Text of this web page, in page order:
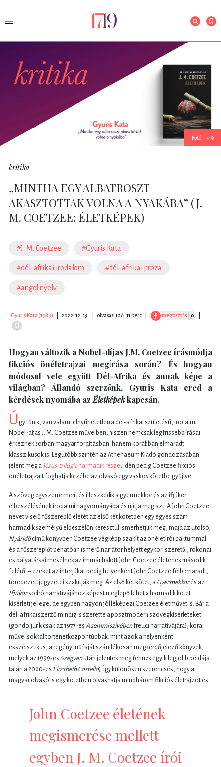
Fotó: 1749
kritika
„MINTHA EGY ALBATROSZT
AKASZTOTTAK VOLNA A NYAKÁBA” (J.
M. COETZEE: ÉLETKÉPEK)
#J. M. Coetzee #Gyuris Kata
#dél-afrikai irodalom #dél-afrikai próza
#angol nyelv
Gyuris Kata (1989) 2022. 12. 13. olvasási idő: 11 perc megosztás | 0
Hogyan változik a Nobel-díjas J.M. Coetzee írásmódja
fikciós önéletrajzai megírása során? És hogyan
módosul vele együtt Dél-Afrika és annak képe a
világban? Állandó szerzőnk, Gyuris Kata ered a
kérdések nyomába az Életképekkapcsán.
Ú gy tűnik, van valami elnyűhetetlen a dél-afrikai születésű, irodalmi
Nobel-díjas J. M. Coetzee műveiben, hiszen nemcsak legfrissebb írásai
érkeznek sorban magyar fordításban, hanem korábban elmaradt
klasszikusok is. Legutóbb szintén az Athenaeum Kiadó gondozásában
jelent meg a Jézus-trilógiaharmadik része, idén pedig Coetzee fikciós
önéletrajzait foghatja kezébe az olvasó egy vaskos kötetbe gyűjtve.
A szöveg egyszerre merít és illeszkedik a gyermekkor és az ifjúkor
elbeszélésének irodalmi hagyományába és újítja meg azt. A John Coetzee
nevet viselő főszereplő életét az első két kötetben egy egyes szám
harmadik személyű elbeszélőn keresztül ismerhetjük meg, majd az utolsó,
Nyáridőcímű könyvben Coetzee végképp szakít az önéletírói paktummal
és a főszereplőt behatóan ismerő narrátor helyett egykori szeretői, rokonai
és pályatársai mesélnek az immár halott John Coetzee életének második
feléről – ezeket az interjúkat pedig helyenként John Coetzee félbemaradt,
töredezett jegyzetei szakítják meg. Az első két kötet, a Gyermekkorés az
Ifjúkorsodró narratívájához képest meglepő lehet a harmadik kötet
kísérleti jellege, de egyben nagyon jól leképezi Coetzee életművét is. Bár a
dél-afrikai szerző mindig is szerette a posztmodern szövegkísérleteket
(gondoljunk csak az 1977-es A semmi szívébenfreudi narratívájára), korai
művei sokkal történetközpontúbbak, mint azok a helyenként
esszéisztikus, a regény műfaját szándékosan megkérdőjelező könyvek,
melyek az 1999-es Szégyenután jelentek meg (ennek egyik legjobb példája
talán a 2000-es Elizabeth Costello). Így különösen szerencsés, hogy a
magyar olvasó is egy kötetben olvashatja mindhárom fikciós életrajzot és
John Coetzee életének
megismerése mellett
egyben J. M. Coetzee írói